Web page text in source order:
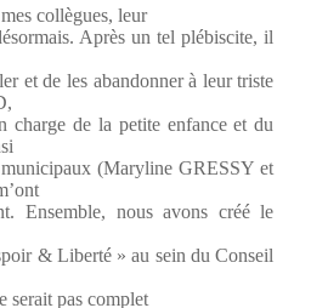
collègues, leur
Après un tel plébiscite, il
et de les abandonner à leur triste
charge de la petite enfance et du
(Maryline GRESSY et
Ensemble, nous avons créé le
& Liberté » au sein du Conseil
serait pas complet